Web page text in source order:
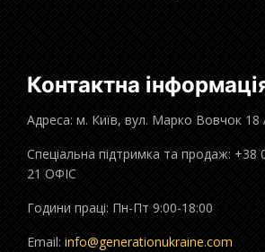
Контактна
Адреса: м. Київ, вул. Марко Вовчок 18
Спеціальна підтримка та продаж: +38
21 ОФІС
Години праці: Пн-Пт 9:00-18:00
Email: info@generationukraine.com